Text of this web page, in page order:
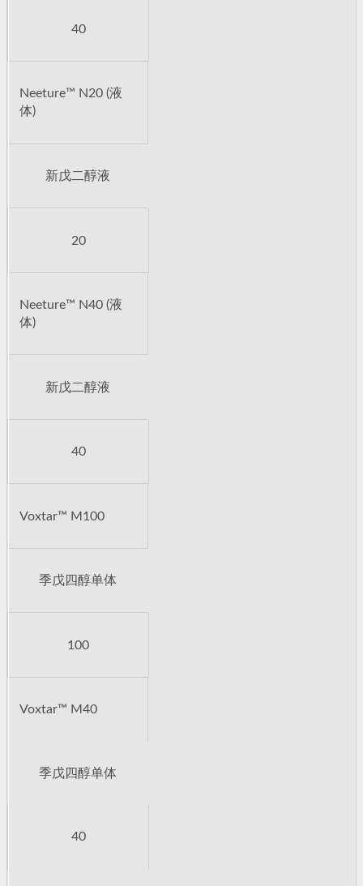
40
Neeture™ N20 (液
体)
新戊二醇液
20
Neeture™ N40 (液
体)
新戊二醇液
40
Voxtar™ M100
季戊四醇单体
100
Voxtar™ M40
季戊四醇单体
40